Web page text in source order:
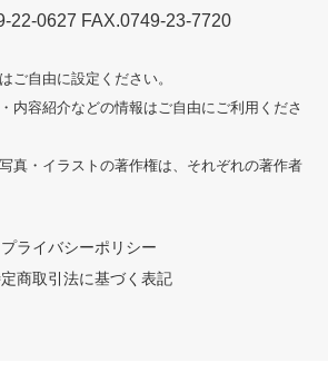
22-0627 FAX.0749-23-7720
ご自由に設定ください。
内容紹介などの情報はご自由にご利用くださ
真・イラストの著作権は、それぞれの著作者
プライバシーポリシー
商取引法に基づく表記